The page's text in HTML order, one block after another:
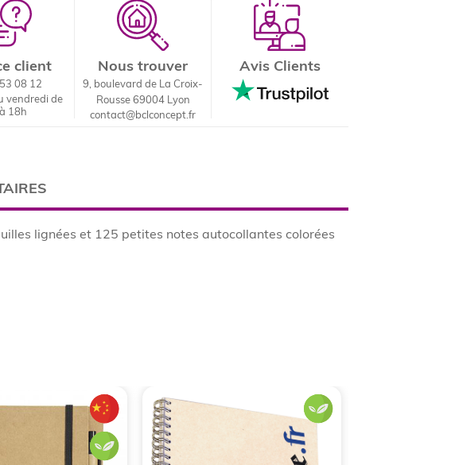
client
08 12
vendredi de
18h
Nous trouver
9, boulevard de La Croix-
Rousse 69004 Lyon
contact@bclconcept.fr
Avis Clients
lignées et 125 petites notes autocollantes colorées